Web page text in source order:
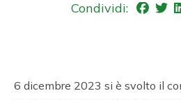
Condividi:
6 dicembre 2023 si è svolto il